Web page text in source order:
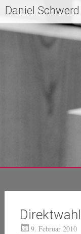
Zum
Inhalt
springen
Daniel Schwerd
9. Februar 2010